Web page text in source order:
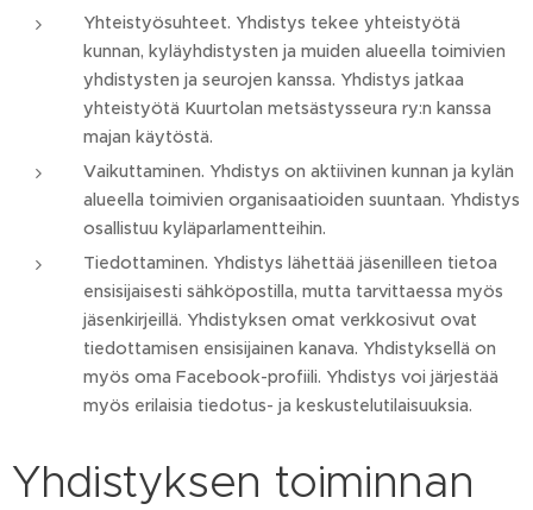
Yhteistyösuhteet. Yhdistys tekee yhteistyötä
kunnan, kyläyhdistysten ja muiden alueella toimivien
yhdistysten ja seurojen kanssa. Yhdistys jatkaa
yhteistyötä Kuurtolan metsästysseura ry:n kanssa
majan käytöstä.
Vaikuttaminen. Yhdistys on aktiivinen kunnan ja kylän
alueella toimivien organisaatioiden suuntaan. Yhdistys
osallistuu kyläparlamentteihin.
Tiedottaminen. Yhdistys lähettää jäsenilleen tietoa
ensisijaisesti sähköpostilla, mutta tarvittaessa myös
jäsenkirjeillä. Yhdistyksen omat verkkosivut ovat
tiedottamisen ensisijainen kanava. Yhdistyksellä on
myös oma Facebook-profiili. Yhdistys voi järjestää
myös erilaisia tiedotus- ja keskustelutilaisuuksia.
Yhdistyksen toiminnan